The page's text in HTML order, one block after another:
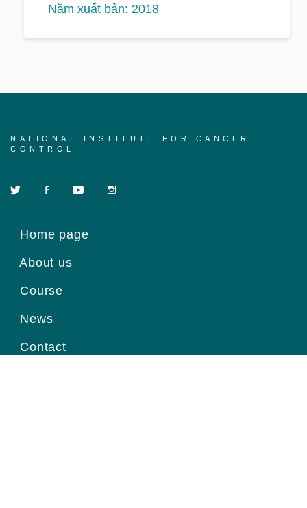
Năm xuất bản: 2018
NATIONAL INSTITUTE FOR CANCER
CONTROL
Home page
About us
Course
News
Contact